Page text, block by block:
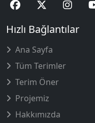
Hızlı Bağlantılar
Ana Sayfa
Tüm Terimler
Terim Öner
Projemiz
Hakkımızda